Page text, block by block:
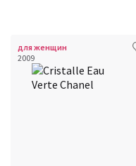
для женщин
2009